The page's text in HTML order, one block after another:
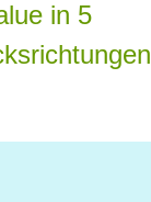
Servicein 5